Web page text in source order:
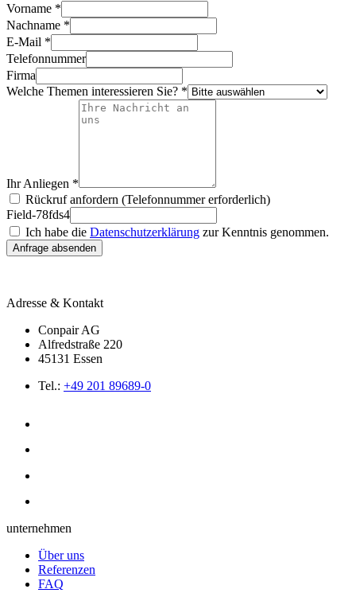
Vorname *
Nachname *
E-Mail *
Telefonnummer
Firma
Welche Themen interessieren Sie? *
Ihr Anliegen *
Rückruf anfordern (Telefonnummer erforderlich)
Field-78fds4
Ich habe die Datenschutzerklärung zur Kenntnis genommen.
Anfrage absenden
Adresse & Kontakt
Conpair AG
Alfredstraße 220
45131 Essen
Tel.: +49 201 89689-0
unternehmen
Über uns
Referenzen
FAQ